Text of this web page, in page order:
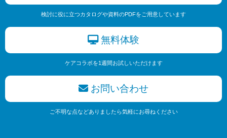
検討に役に立つカタログや資料のPDFをご用意しています
無料体験
ケアコラボを1週間お試しいただけます
お問い合わせ
ご不明な点などありましたら気軽にお尋ねください